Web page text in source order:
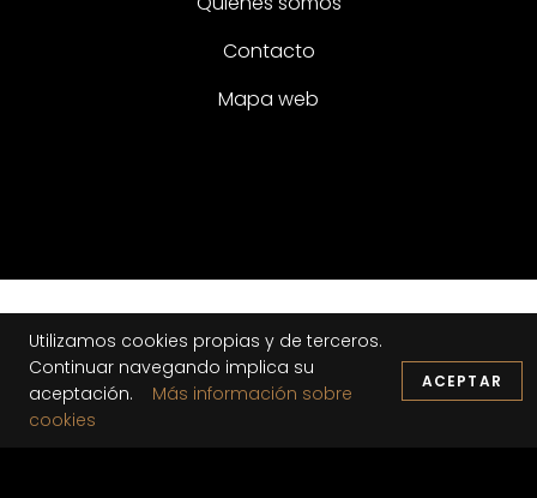
Utilizamos cookies propias y de terceros.
Continuar navegando implica su
aceptación.
Más información sobre
cookies
ACEPTAR
Contacto
Mapa web